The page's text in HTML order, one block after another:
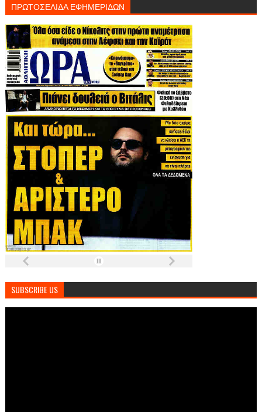
ΠΡΩΤΟΣΕΛΙΔΑ ΕΦΗΜΕΡΙΔΩΝ
SUBSCRIBE US